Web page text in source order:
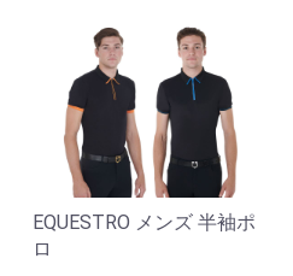
EQUESTRO メンズ 半袖ポ
ロ